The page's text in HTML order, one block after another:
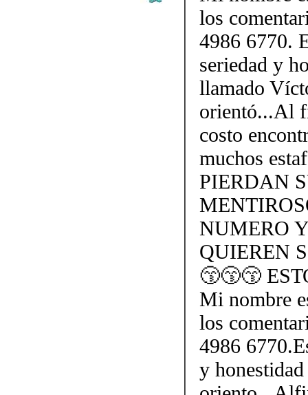
los
4986 6770.
seriedad y
llamado
orientó...Al
costo
muchos
PIERDAN
NUMERO
QUIEREN
😙😙😙
Mi nombre
los
4986
y